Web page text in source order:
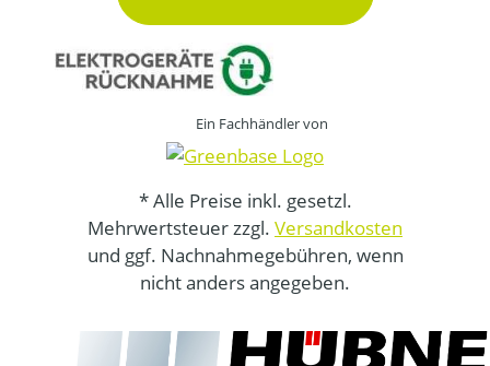
Ein Fachhändler von
* Alle Preise inkl. gesetzl.
Mehrwertsteuer zzgl. Versandkosten
und ggf. Nachnahmegebühren, wenn
nicht anders angegeben.